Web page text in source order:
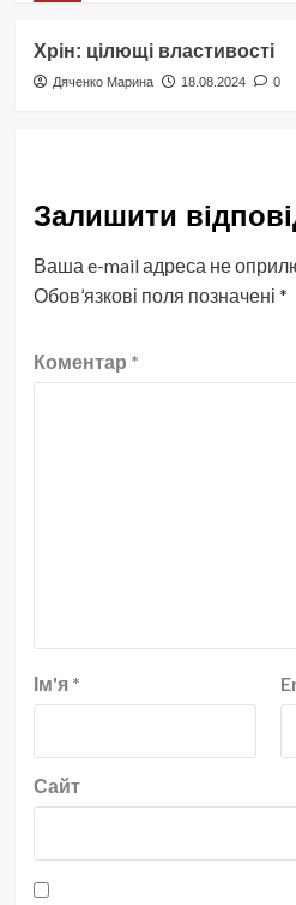
Хрін: цілющі властивості
Дяченко Марина 18.08.2024 0
Залишити
Ваша e-mail адреса не
Обов’язкові поля позначені *
Коментар *
Ім'я *
Сайт